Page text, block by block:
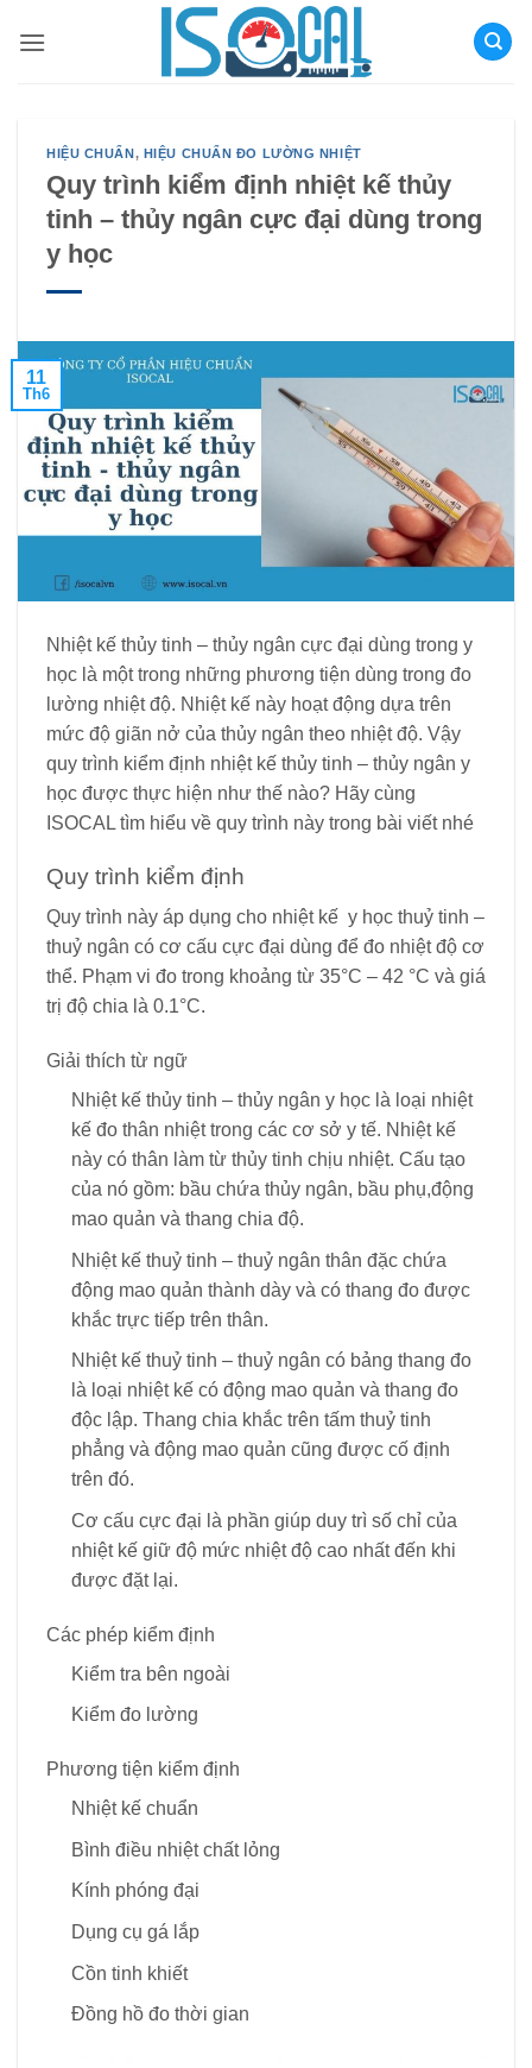
qua
HIỆU CHUẨN, HIỆU CHUẨN ĐO LƯỜNG NHIỆT
Quy trình kiểm định nhiệt kế thủy
tinh – thủy ngân cực đại dùng trong
y học
11
Th6
Nhiệt kế thủy tinh – thủy ngân cực đại dùng trong y
học là một trong những phương tiện dùng trong đo
lường nhiệt độ. Nhiệt kế này hoạt động dựa trên
mức độ giãn nở của thủy ngân theo nhiệt độ. Vậy
quy trình kiểm định nhiệt kế thủy tinh – thủy ngân y
học được thực hiện như thế nào? Hãy cùng
ISOCAL tìm hiểu về quy trình này trong bài viết nhé
Quy trình kiểm định
Quy trình này áp dụng cho nhiệt kế y học thuỷ tinh –
thuỷ ngân có cơ cấu cực đại dùng để đo nhiệt độ cơ
thể. Phạm vi đo trong khoảng từ 35°C – 42 °C và giá
trị độ chia là 0.1°C.
Giải thích từ ngữ
Nhiệt kế thủy tinh – thủy ngân y học là loại nhiệt
kế đo thân nhiệt trong các cơ sở y tế. Nhiệt kế
này có thân làm từ thủy tinh chịu nhiệt. Cấu tạo
của nó gồm: bầu chứa thủy ngân, bầu phụ,động
mao quản và thang chia độ.
Nhiệt kế thuỷ tinh – thuỷ ngân thân đặc chứa
động mao quản thành dày và có thang đo được
khắc trực tiếp trên thân.
Nhiệt kế thuỷ tinh – thuỷ ngân có bảng thang đo
là loại nhiệt kế có động mao quản và thang đo
độc lập. Thang chia khắc trên tấm thuỷ tinh
phẳng và động mao quản cũng được cố định
trên đó.
Cơ cấu cực đại là phần giúp duy trì số chỉ của
nhiệt kế giữ độ mức nhiệt độ cao nhất đến khi
được đặt lại.
Các phép kiểm định
Kiểm tra bên ngoài
Kiểm đo lường
Phương tiện kiểm định
Nhiệt kế chuẩn
Bình điều nhiệt chất lỏng
Kính phóng đại
Dụng cụ gá lắp
Cồn tinh khiết
Đồng hồ đo thời gian